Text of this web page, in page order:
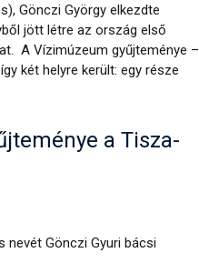
Gönczi György elkezdte
jött létre az ország első
A Vízimúzeum gyűjteménye –
két helyre került: egy része
a Tisza-
Gönczi Gyuri bácsi